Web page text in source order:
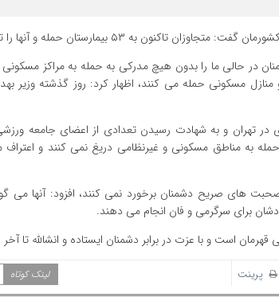
به ۵۳ بیمارستان حمله و آنها را تخریب کرده‌اند.
در حالی ما را بدون هیچ مدرکی به حمله به مراکز
مسکونی حمله می کنند، اظهار کرد: روز گذشته وزیر
در تهران و به شهادت رسیدن تعدادی از اعضای جامعه
به مناطق مسکونی و غیرنظامی دریغ نمی کنند و اعتراف
صحبت های صریح دشمنان برخورد نمی کنند، افزود: آنها
برای سرگرمی و فان انجام می دهند.
است و با عزت در برابر دشمنان ایستاده و انشالله تا
پرینت لینک کوتاه